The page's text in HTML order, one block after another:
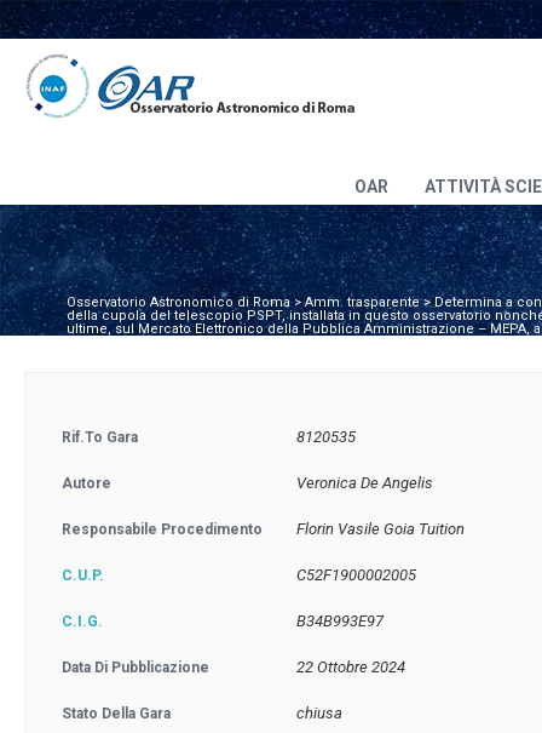
OAR ATTIVITÀ
Osservatorio Astronomico di Roma>Amm. trasparente>Determina a
della cupola del telescopio PSPT, installata in questo osservatorio
ultime, sul Mercato Elettronico della Pubblica Amministrazione – MEPA,
Rif.to Gara 8120535
Autore Veronica De Angelis
Responsabile Procedimento Florin Vasile Goia Tuition
C.U.P. C52F1900002005
C.I.G. B34B993E97
Data Di Pubblicazione 22 Ottobre 2024
Stato Della Gara chiusa